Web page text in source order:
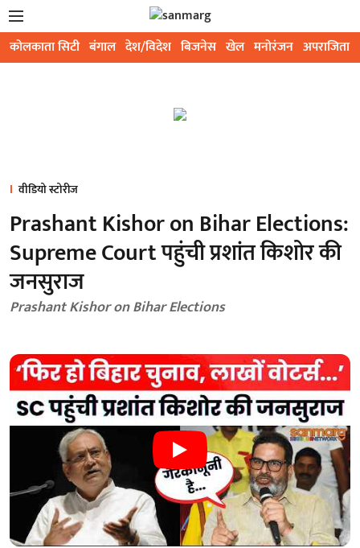
कोलकाता सिटी बंगाल देश/विदेश बिजनेस खेल मनोरंजन अपराजिता
वीडियो स्टोरीज
Prashant Kishor on Bihar Elections:
Supreme Court पहुंची प्रशांत किशोर की
जनसुराज
Prashant Kishor on Bihar Elections